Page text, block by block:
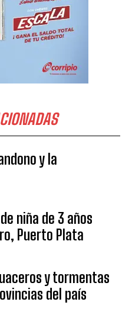
y la
niña de 3 años
Puerto Plata
y tormentas
del país